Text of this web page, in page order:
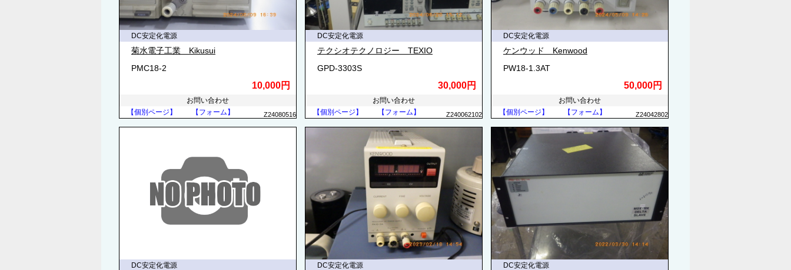
DC安定化電源
菊水電子工業 Kikusui
PMC18-2
10,000円
お問い合わせ
【個別ページ】
【フォーム】 Z24080516
DC安定化電源
テクシオテクノロジー TEXIO
GPD-3303S
30,000円
お問い合わせ
【個別ページ】
【フォーム】 Z240062102
DC安定化電源
ケンウッド Kenwood
PW18-1.3AT
50,000円
お問い合わせ
【個別ページ】
【フォーム】 Z24042802
DC安定化電源 DC安定化電源 DC安定化電源